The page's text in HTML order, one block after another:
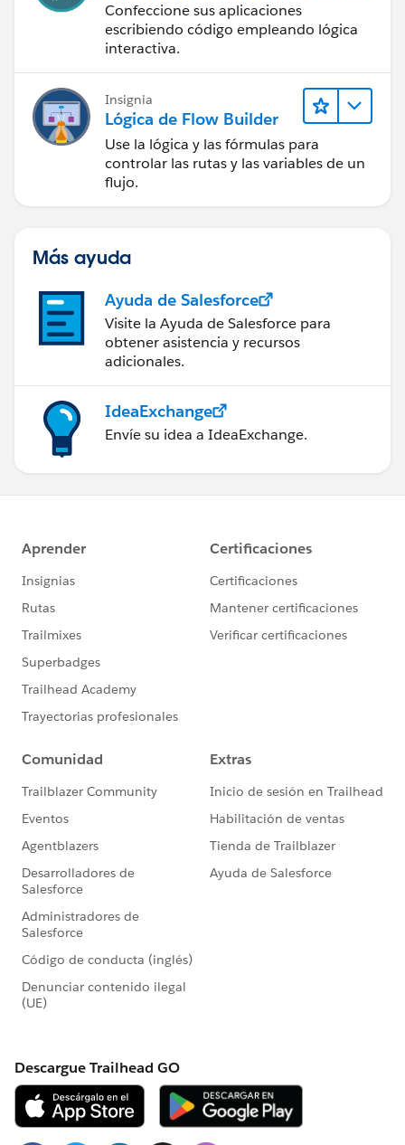
Confeccione sus aplicaciones
escribiendo código empleando lógica
interactiva.
Insignia
Lógica de Flow Builder
Use la lógica y las fórmulas para
controlar las rutas y las variables de un
flujo.
Más ayuda
Ayuda de Salesforce
Visite la Ayuda de Salesforce para
obtener asistencia y recursos
adicionales.
IdeaExchange
Envíe su idea a IdeaExchange.